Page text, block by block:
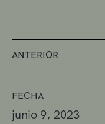
FECHA
junio 9, 2023
ANTERIOR